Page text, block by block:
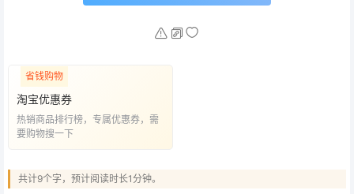
省钱购物
淘宝优惠券
热销商品排行榜，专属优惠券，需
要购物搜一下
共计9个字，预计阅读时长1分钟。